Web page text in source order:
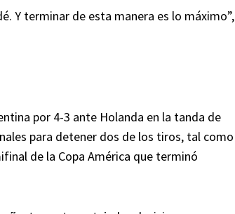
Y terminar de esta manera es lo máximo”,
por 4-3 ante Holanda en la tanda de
para detener dos de los tiros, tal como
de la Copa América que terminó